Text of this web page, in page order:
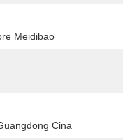
Meidibao
Cina